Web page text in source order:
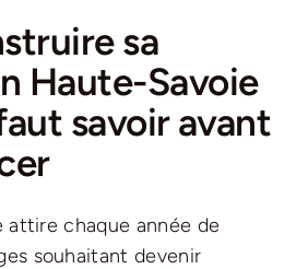
sa
Haute-Savoie
savoir avant
attire chaque année de
souhaitant devenir